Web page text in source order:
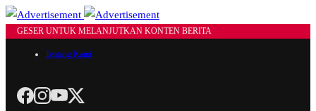
GESER UNTUK MELANJUTKAN KONTEN BERITA
Tentang Kami